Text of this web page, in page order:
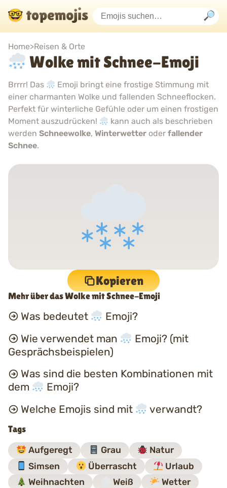
Home>Reisen & Orte
Wolke mit Schnee-Emoji
Brrrr! Das
Emoji bringt eine frostige Stimmung mit
einer charmanten Wolke und fallenden Schneeflocken.
Perfekt für winterliche Gefühle oder um einen frostigen
Moment auszudrücken!
kann auch als beschrieben
werden Schneewolke, Winterwetter oder fallender
Schnee.
Kopieren
Mehr über das Wolke mit Schnee-Emoji
Was bedeutet
Emoji?
Wie verwendet man
Emoji? (mit
Gesprächsbeispielen)
Was sind die besten Kombinationen mit
dem
Emoji?
Welche Emojis sind mit
verwandt?
Tags
Aufgeregt Grau
Natur
Simsen
Überrascht
Urlaub
Weihnachten
Weiß
Wetter